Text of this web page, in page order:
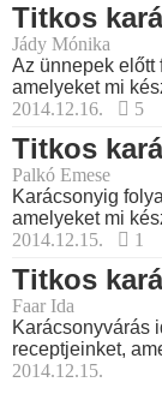
Titkos
Jády Mónika
Az ünnepek előtt
amelyeket mi
2014.12.16.
5
Titkos
Palkó Emese
Karácsonyig
amelyeket mi
2014.12.15.
1
Titkos
Faar Ida
Karácsonyvárás
receptjeinket,
2014.12.15.